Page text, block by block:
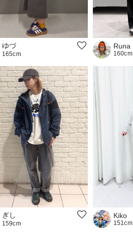
ゆづ
165cm
Runa
160cm
ぎし
159cm
Kiko
151cm